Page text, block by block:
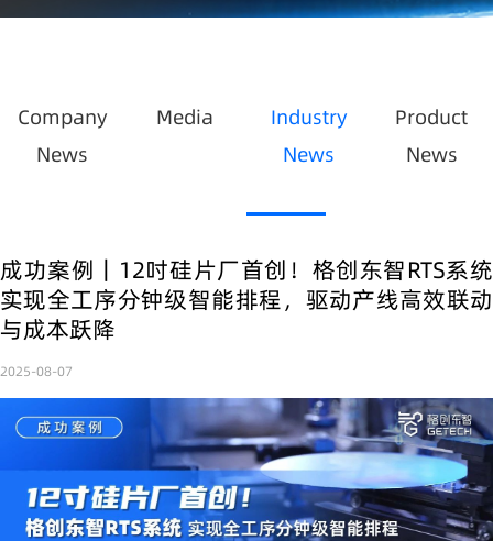
Company
News
Media
Industry
News
Product
News
成功案例｜12吋硅片厂首创！格创东智RTS系统
实现全工序分钟级智能排程，驱动产线高效联动
与成本跃降
2025-08-07